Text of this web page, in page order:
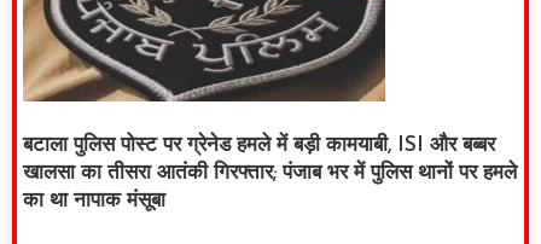
बटाला पुलिस पोस्ट पर ग्रेनेड हमले में बड़ी कामयाबी, ISI और बब्बर
खालसा का तीसरा आतंकी गिरफ्तार; पंजाब भर में पुलिस थानों पर हमले
का था नापाक मंसूबा